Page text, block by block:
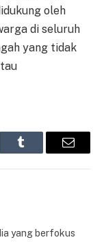
oleh
di seluruh
yang tidak
Tumblr Email
yang berfokus